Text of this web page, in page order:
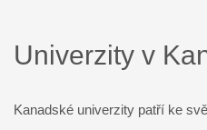
Univerzity v
Kanadské univerzity patří ke